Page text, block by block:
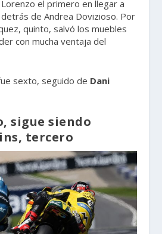
el primero en llegar a
de Andrea Dovizioso. Por
quinto, salvó los muebles
con mucha ventaja del
sexto, seguido de Dani
sigue siendo
tercero